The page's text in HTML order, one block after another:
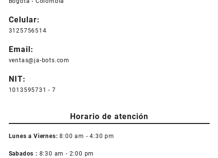
Celular:
3125756514
Email:
ventas@ja-bots.com
NIT:
1013595731 - 7
Horario de atención
Lunes a Viernes: 8:00 am - 4:30 pm
Sabados : 8:30 am - 2:00 pm